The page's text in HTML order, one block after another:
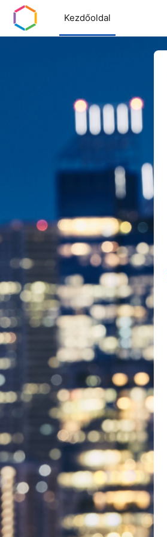
Tovább a fő tartalomhoz
Kezdőoldal